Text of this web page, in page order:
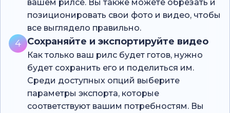
вашем рилсе. Вы также можете обрезать и
позиционировать свои фото и видео, чтобы
все выглядело правильно.
4 Сохраняйте и экспортируйте видео
Как только ваш рилс будет готов, нужно
будет сохранить его и поделиться им.
Среди доступных опций выберите
параметры экспорта, которые
соответствуют вашим потребностям. Вы